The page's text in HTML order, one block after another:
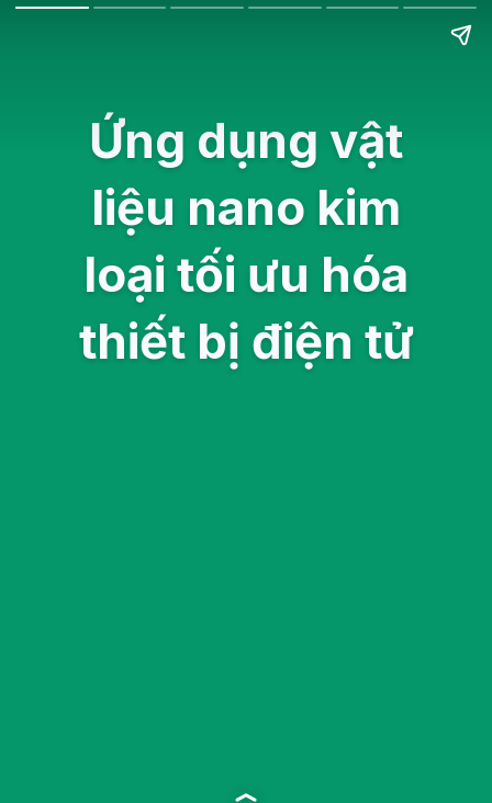
Ứng dụng vật
liệu nano kim
loại tối ưu hóa
thiết bị điện tử